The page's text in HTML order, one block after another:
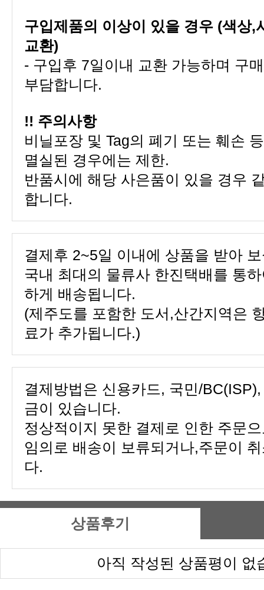
교환)
부담합니다.
!! 주의사항
멸실된 경우에는 제한.
합니다.
결제후 2~5일 이내에 상품을 받아
하게 배송됩니다.
료가 추가됩니다.)
금이 있습니다.
다.
상품후기
아직 작성된 상품평이 없